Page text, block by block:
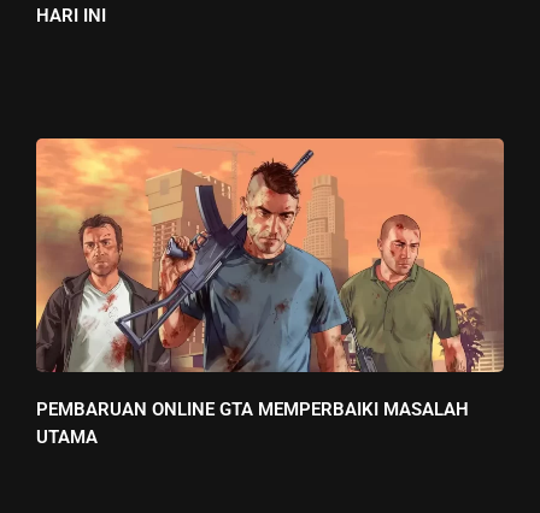
HARI INI
PEMBARUAN ONLINE GTA MEMPERBAIKI MASALAH
UTAMA